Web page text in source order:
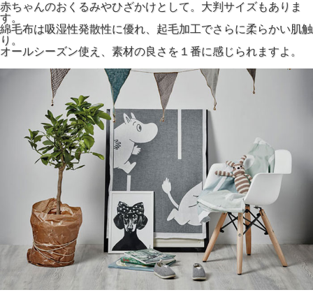
赤ちゃんのおくるみやひざかけとして。大判サイズもありま
す。
綿毛布は吸湿性発散性に優れ、起毛加工でさらに柔らかい肌触
り。
オールシーズン使え、素材の良さを１番に感じられますよ。